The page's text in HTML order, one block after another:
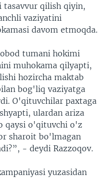
qilish qiyin,
vaziyatini
davom etmoqda.
tumani hokimi
muhokama qilyapti,
hozircha maktab
bog'liq vaziyatga
O'qituvchilar paxtaga
ulardan ariza
qaysi o'qituvchi o'z
sharoit bo'lmagan
- deydi Razzoqov.
yuzasidan